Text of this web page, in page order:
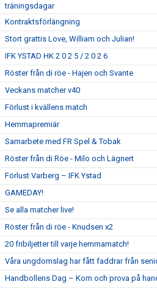
träningsdagar
Kontraktsförlängning
Stort grattis Love, William och Julian!
IFK YSTAD HK 2 0 2 5 / 2 0 2 6
Röster från di röe - Hajen och Svante
Veckans matcher v40
Förlust i kvällens match
Hemmapremiär
Samarbete med FR Spel & Tobak
Röster från di Röe - Milo och Lägnert
Förlust Varberg – IFK Ystad
GAMEDAY!
Se alla matcher live!
Röster från di röe - Knudsen x2
20 fribiljetter till varje hemmamatch!
Våra ungdomslag har fått faddrar från
Handbollens Dag – Kom och prova på